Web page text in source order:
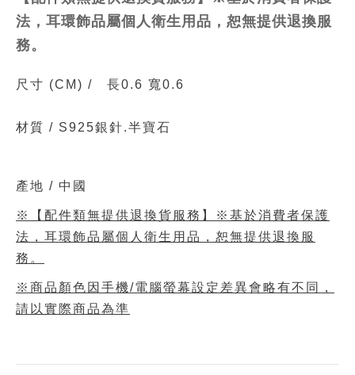
法，耳環飾品屬個人衛生用品，恕無提供退換服
務。
尺寸 (CM) / 長0.6 寬0.6
材質 / S925銀針.半寶石
產地 / 中國
※【配件類無提供退換貨服務】※基於消費者保護
法，耳環飾品屬個人衛生用品，恕無提供退換服
務。
※商品顏色因手機/電腦螢幕設定差異會略有不同，
請以實際商品為準